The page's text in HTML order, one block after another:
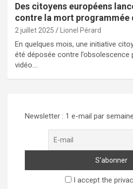
Des citoyens européens
contre la mort programmée
2 juillet 2025 Lionel Pérard
En quelques mois, une initiative
été déposée contre l’obsolescence
vidéo.…
Newsletter : 1 e-mail par
I accept the